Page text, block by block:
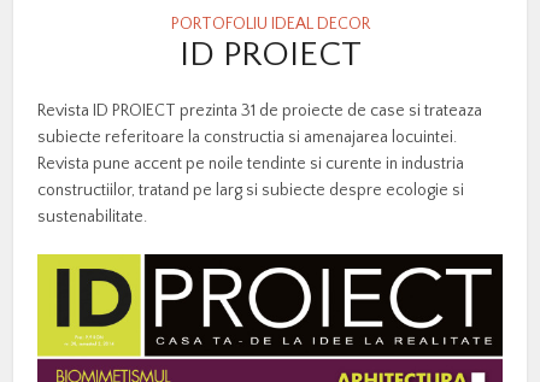
PORTOFOLIU IDEAL DECOR
ID PROIECT
Revista ID PROIECT prezinta 31 de proiecte de case si trateaza
subiecte referitoare la constructia si amenajarea locuintei.
Revista pune accent pe noile tendinte si curente in industria
constructiilor, tratand pe larg si subiecte despre ecologie si
sustenabilitate.